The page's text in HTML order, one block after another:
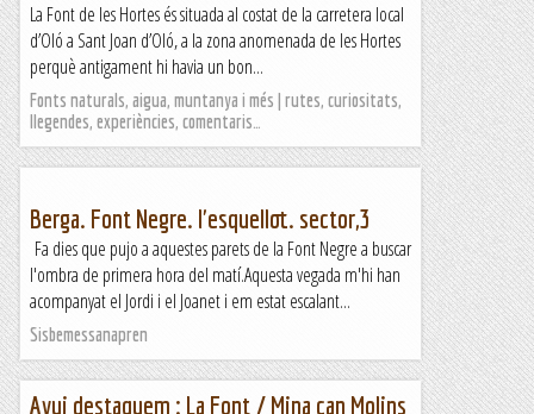
La Font de les Hortes és situada al costat de la carretera local
d’Oló a Sant Joan d’Oló, a la zona anomenada de les Hortes
perquè antigament hi havia un bon...
Fonts naturals, aigua, muntanya i més | rutes, curiositats,
llegendes, experiències, comentaris…
Berga. Font Negre. l'esquellot. sector,3
Fa dies que pujo a aquestes parets de la Font Negre a buscar
l'ombra de primera hora del matí.Aquesta vegada m'hi han
acompanyat el Jordi i el Joanet i em estat escalant...
Sisbemessanapren
Avui destaquem : La Font / Mina can Molins